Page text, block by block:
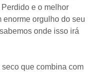
e o melhor
enorme orgulho do seu
onde isso irá
seco que combina com